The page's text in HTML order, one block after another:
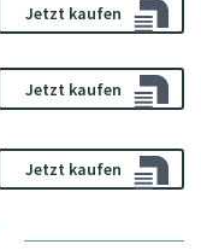
Jetzt kaufen
Jetzt kaufen
Jetzt kaufen